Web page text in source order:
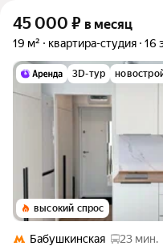
45 000 ₽ в месяц
19 м² квартира-студия 16
3D-тур
высокий спрос
Бабушкинская
23 мин.